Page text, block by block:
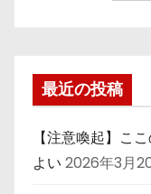
最近の投稿
【注意喚起】こ
よい 2026年3月